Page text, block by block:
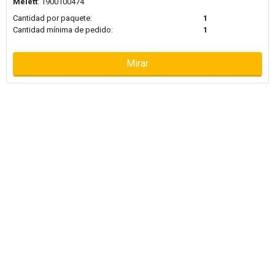
Cantidad por paquete:
1
Cantidad mínima de pedido:
1
Mirar